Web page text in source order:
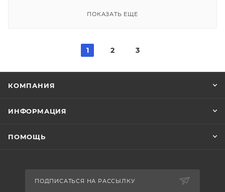
ПОКАЗАТЬ ЕЩЕ
1 2 3
КОМПАНИЯ
ИНФОРМАЦИЯ
ПОМОЩЬ
ПОДПИСАТЬСЯ НА РАССЫЛКУ